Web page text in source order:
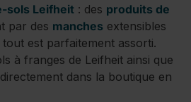
sols Leifheit : des produits de
par des manches extensibles
tout est parfaitement assorti.
à franges de Leifheit ainsi que
dans la boutique en